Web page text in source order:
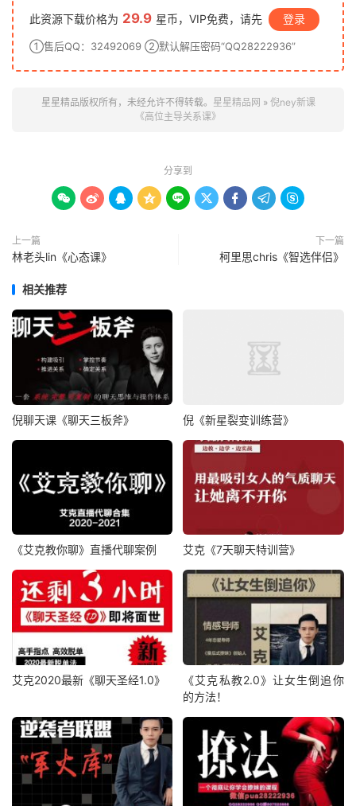
此资源下载价格为 29.9 星币，VIP免费，请先 登录
①售后QQ：32492069 ②默认解压密码“QQ28222936”
星星精品版权所有，未经允许不得转载。 星星精品网 » 倪ney新课
《高位主导关系课》
分享到
        
上一篇
林老头lin《心态课》
下一篇
柯里思chris《智选伴侣》
相关推荐
倪聊天课《聊天三板斧》 倪《新星裂变训练营》
《艾克教你聊》直播代聊案例 艾克《7天聊天特训营》
艾克2020最新《聊天圣经1.0》
《艾克私教2.0》让女生倒追你
的方法！